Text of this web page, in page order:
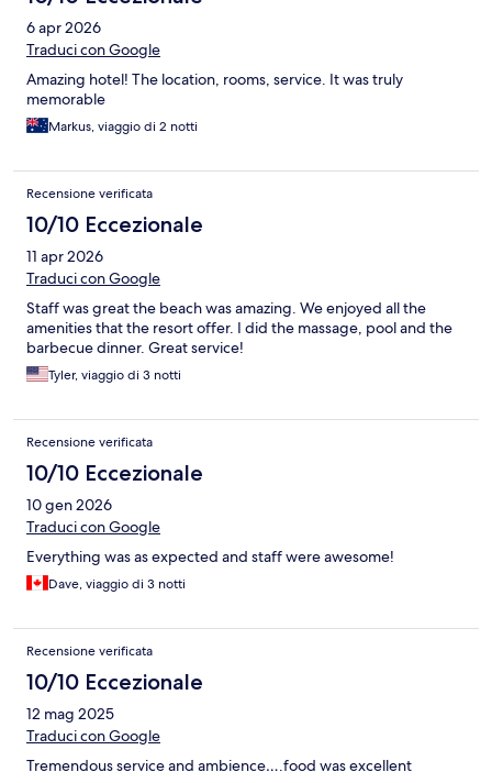
6 apr 2026
Traduci con Google
Amazing hotel! The location, rooms, service. It was truly
memorable
Markus, viaggio di 2 notti
Recensione verificata
10/10 Eccezionale
11 apr 2026
Traduci con Google
Staff was great the beach was amazing. We enjoyed all the
amenities that the resort offer. I did the massage, pool and the
barbecue dinner. Great service!
Tyler, viaggio di 3 notti
Recensione verificata
10/10 Eccezionale
10 gen 2026
Traduci con Google
Everything was as expected and staff were awesome!
Dave, viaggio di 3 notti
Recensione verificata
10/10 Eccezionale
12 mag 2025
Traduci con Google
Tremendous service and ambience….food was excellent